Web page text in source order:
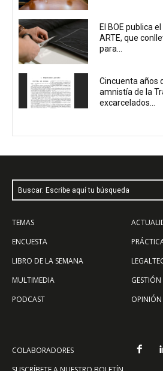
El BOE publica
ARTE, que
para...
Cincuenta años
amnistía de la
excarcelados...
Buscar: Escribe aquí tu búsqueda
TEMAS
ENCUESTA
LIBRO DE LA SEMANA
MULTIMEDIA
PODCAST
OPINIÓN
COLABORADORES